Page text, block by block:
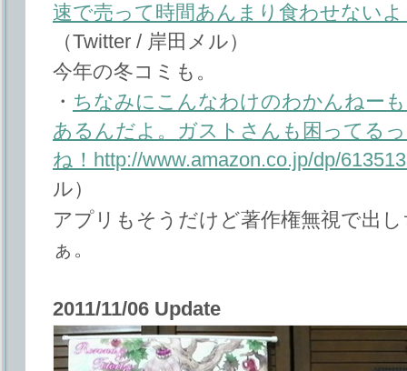
速で売って時間あんまり食わせない
（Twitter / 岸田メル）
今年の冬コミも。
・ ちなみにこんなわけのわかんねー
あるんだよ。ガストさんも困ってる
ね！http://www.amazon.co.jp/dp/
ル）
アプリもそうだけど著作権無視で出
ぁ。
2011/11/06 Update